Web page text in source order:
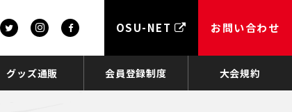
OSU-NET お問い合わせ
グッズ通販 会員登録制度 大会規約